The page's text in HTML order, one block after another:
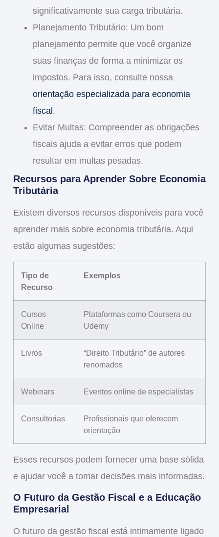
significativamente sua carga tributária.
Planejamento Tributário: Um bom
planejamento permite que você organize
suas finanças de forma a minimizar os
impostos. Para isso, consulte nossa
orientação especializada para economia
fiscal .
Evitar Multas: Compreender as obrigações
fiscais ajuda a evitar erros que podem
resultar em multas pesadas.
Recursos para Aprender Sobre Economia
Tributária
Existem diversos recursos disponíveis para você
aprender mais sobre economia tributária. Aqui
estão algumas sugestões:
Tipo de
Recurso
Exemplos
Cursos
Online
Plataformas como Coursera ou
Udemy
Livros
“Direito Tributário” de autores
renomados
Webinars Eventos online de especialistas
Consultorias
Profissionais que oferecem
orientação
Esses recursos podem fornecer uma base sólida
e ajudar você a tomar decisões mais informadas.
O Futuro da Gestão Fiscal e a Educação
Empresarial
O futuro da gestão fiscal está intimamente ligado